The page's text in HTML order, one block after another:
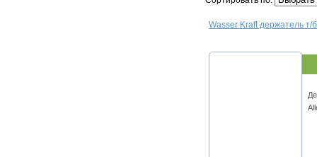
Wasser Kraft держатель т/